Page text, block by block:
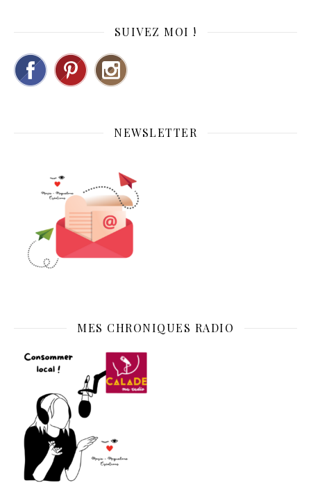
SUIVEZ MOI !
NEWSLETTER
MES CHRONIQUES RADIO